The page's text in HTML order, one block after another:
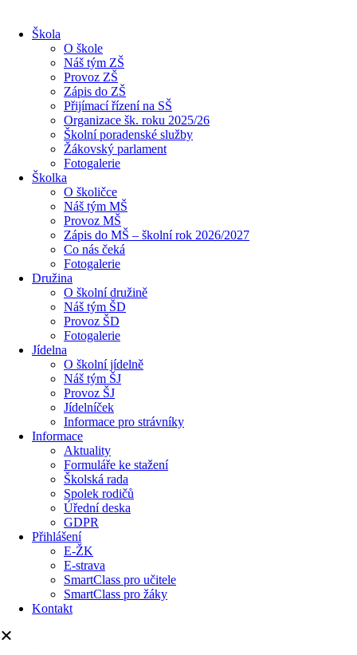
Škola
O škole
Náš tým ZŠ
Provoz ZŠ
Zápis do ZŠ
Přijímací řízení na SŠ
Organizace šk. roku 2025/26
Školní poradenské služby
Žákovský parlament
Fotogalerie
Školka
O školičce
Náš tým MŠ
Provoz MŠ
Zápis do MŠ – školní rok 2026/2027
Co nás čeká
Fotogalerie
Družina
O školní družině
Náš tým ŠD
Provoz ŠD
Fotogalerie
Jídelna
O školní jídelně
Náš tým ŠJ
Provoz ŠJ
Jídelníček
Informace pro strávníky
Informace
Aktuality
Formuláře ke stažení
Školská rada
Spolek rodičů
Úřední deska
GDPR
Přihlášení
E-ŽK
E-strava
SmartClass pro učitele
SmartClass pro žáky
Kontakt